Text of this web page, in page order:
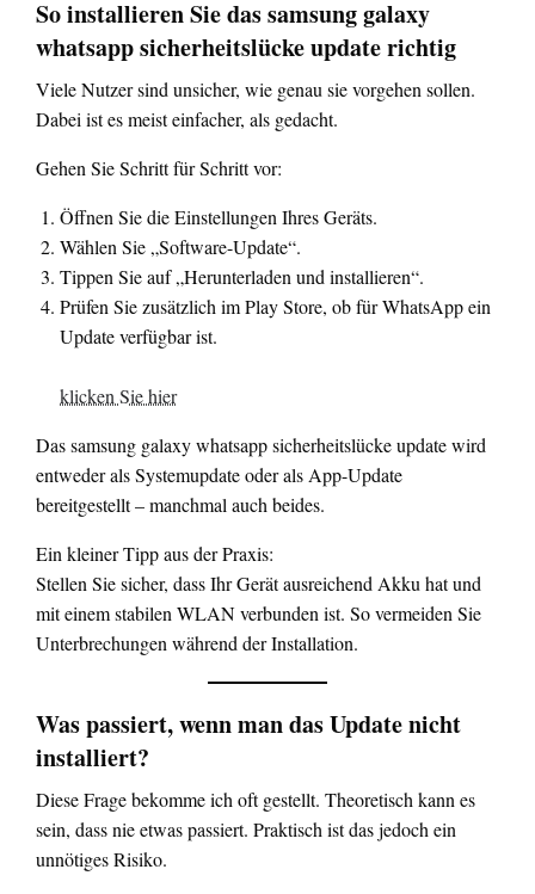
So installieren Sie das samsung galaxy
whatsapp sicherheitslücke update richtig
Viele Nutzer sind unsicher, wie genau sie vorgehen sollen.
Dabei ist es meist einfacher, als gedacht.
Gehen Sie Schritt für Schritt vor:
Öffnen Sie die Einstellungen Ihres Geräts.
Wählen Sie „Software-Update“.
Tippen Sie auf „Herunterladen und installieren“.
Prüfen Sie zusätzlich im Play Store, ob für WhatsApp ein
Update verfügbar ist.
klicken Sie hier
Das samsung galaxy whatsapp sicherheitslücke update wird
entweder als Systemupdate oder als App-Update
bereitgestellt – manchmal auch beides.
Ein kleiner Tipp aus der Praxis:
Stellen Sie sicher, dass Ihr Gerät ausreichend Akku hat und
mit einem stabilen WLAN verbunden ist. So vermeiden Sie
Unterbrechungen während der Installation.
Was passiert, wenn man das Update nicht
installiert?
Diese Frage bekomme ich oft gestellt. Theoretisch kann es
sein, dass nie etwas passiert. Praktisch ist das jedoch ein
unnötiges Risiko.